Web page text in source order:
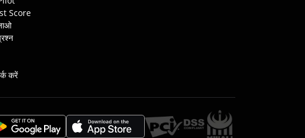
Score
करें